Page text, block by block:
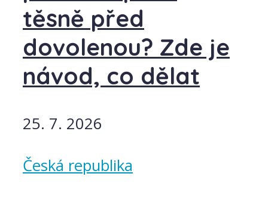
těsně před
dovolenou? Zde je
návod, co dělat
25. 7. 2026
Česká republika